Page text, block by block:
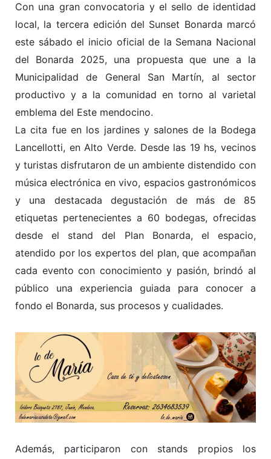
Con una gran convocatoria y el sello de identidad
local, la tercera edición del Sunset Bonarda marcó
este sábado el inicio oficial de la Semana Nacional
del Bonarda 2025, una propuesta que une a la
Municipalidad de General San Martín, al sector
productivo y a la comunidad en torno al varietal
emblema del Este mendocino.
La cita fue en los jardines y salones de la Bodega
Lancellotti, en Alto Verde. Desde las 19 hs, vecinos
y turistas disfrutaron de un ambiente distendido con
música electrónica en vivo, espacios gastronómicos
y una destacada degustación de más de 85
etiquetas pertenecientes a 60 bodegas, ofrecidas
desde el stand del Plan Bonarda, el espacio,
atendido por los expertos del plan, que acompañan
cada evento con conocimiento y pasión, brindó al
público una experiencia guiada para conocer a
fondo el Bonarda, sus procesos y cualidades.
Además, participaron con stands propios los